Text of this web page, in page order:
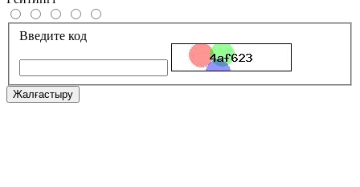
Введите код
Жалғастыру